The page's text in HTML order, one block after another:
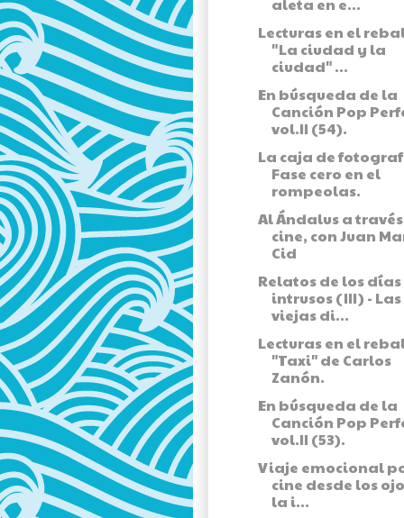
aleta en e...
Lecturas en el
"La ciudad y la
ciudad" ...
En búsqueda de la
Canción Pop
vol.II (54).
La caja de
Fase cero en el
rompeolas.
Al Ándalus a
cine, con Juan
Cid
Relatos de los días
intrusos (III) - Las
viejas di...
Lecturas en el
"Taxi" de Carlos
Zanón.
En búsqueda de la
Canción Pop
vol.II (53).
Viaje emocional
cine desde los
la i...